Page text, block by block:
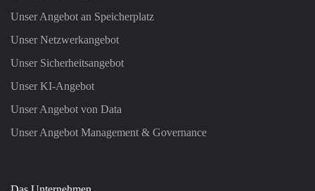
Unser Angebot an Speicherplatz
Unser Netzwerkangebot
Unser Sicherheitsangebot
Unser KI-Angebot
Unser Angebot von Data
Unser Angebot Management & Governance